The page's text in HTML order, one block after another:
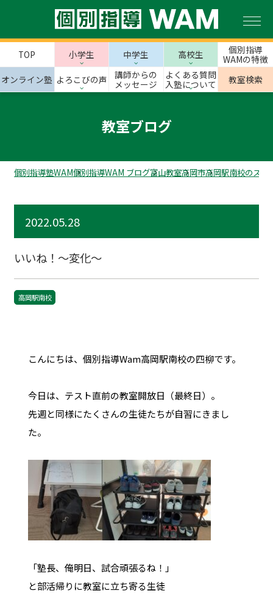
TOP 小学生 中学生 高校生
個別指導
WAMの特徴
オンライン塾 よろこびの声
講師からの
メッセージ
よくある質問
入塾について
教室検索
教室ブログ
個別指導塾WAM個別指導WAM ブログ富山教室高岡市高岡駅南校のスタ
2022.05.28
いいね！～変化～
高岡駅南校
こんにちは、個別指導Wam高岡駅南校の四柳です。
今日は、テスト直前の教室開放日（最終日）。
先週と同様にたくさんの生徒たちが自習にきまし
た。
「塾長、俺明日、試合頑張るね！」
と部活帰りに教室に立ち寄る生徒